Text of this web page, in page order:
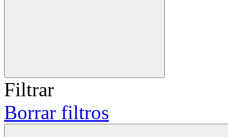
Filtrar
Borrar filtros